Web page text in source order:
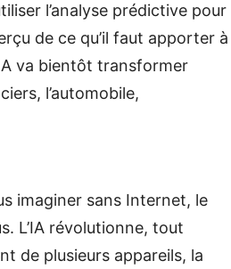
l’analyse prédictive pour
de ce qu’il faut apporter à
va bientôt transformer
l’automobile,
imaginer sans Internet, le
L’IA révolutionne, tout
de plusieurs appareils, la